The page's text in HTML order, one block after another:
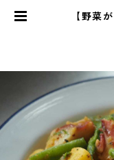
【野菜